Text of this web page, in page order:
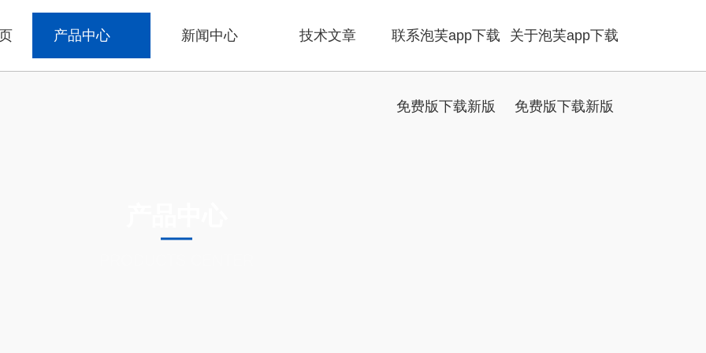
产品中心 新闻中心 技术文章 联系泡芙app下载
免费版下载新版
关于泡芙app下载
免费版下载新版